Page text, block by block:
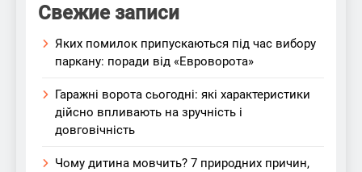
Свежие записи
Яких помилок припускаються під час вибору
паркану: поради від «Евроворота»
Гаражні ворота сьогодні: які характеристики
дійсно впливають на зручність і
довговічність
Чому дитина мовчить? 7 природних причин,